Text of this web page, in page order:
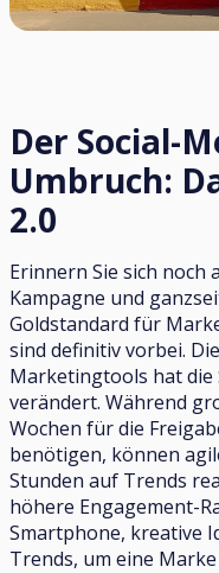
Der Social-
Umbruch:
2.0
Erinnern Sie sich noch
Kampagne und
Goldstandard für
sind definitiv vorbei.
Marketingtools hat
verändert. Während
Wochen für die
benötigen, können
Stunden auf Trends
höhere Engagement-
Smartphone, kreative
Trends, um eine